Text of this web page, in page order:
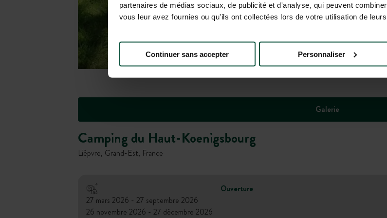
partenaires de médias sociaux, de publicité et d'analyse, qui peuvent
vous leur avez fournies ou qu'ils ont collectées lors de votre utilisation de
Continuer sans accepter Personnaliser
Galerie
Camping du Haut-Koenigsbourg
Lièpvre, Grand-Est, France
Ouverture
27 mars 2026 - 27 septembre 2026
26 novembre 2026 - 27 décembre 2026